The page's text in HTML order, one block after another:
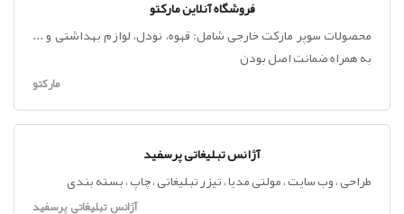
فروشگاه آنلاین مارکتو
محصولات سوپر مارکت خارجی شامل: قهوه، نودل، لوازم بهداشتی و ...
به همراه ضمانت اصل بودن
مارکتو
آژانس تبلیغاتی پرسفید
طراحی ، وب سایت ، مولتی مدیا ، تیزر تبلیغاتی ، چاپ ، بسته بندی
آژانس تبلیغاتی پرسفید